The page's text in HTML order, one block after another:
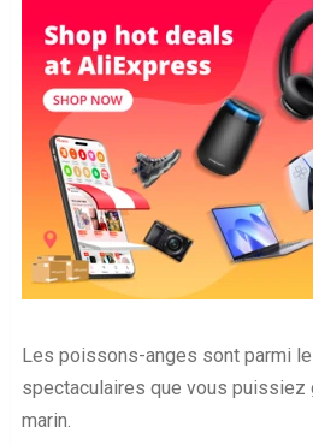
Les poissons-anges sont parmi
spectaculaires que vous puissiez
marin.